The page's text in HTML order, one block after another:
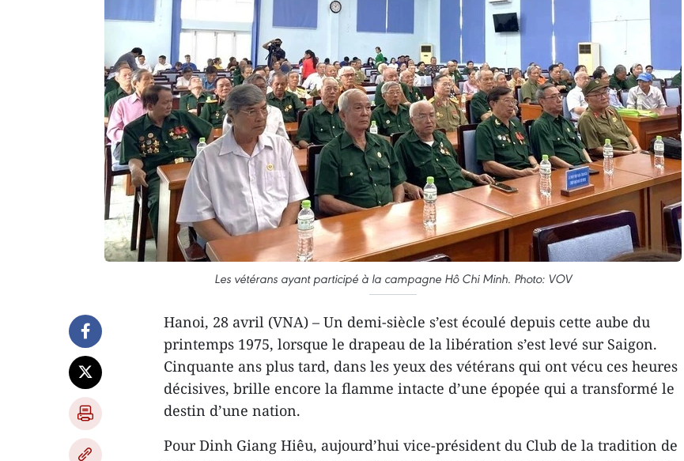
Les vétérans ayant participé à la campagne Hô Chi Minh. Photo: VOV
Hanoi, 28 avril (VNA) – Un demi-siècle s’est écoulé depuis cette aube du
printemps 1975, lorsque le drapeau de la libération s’est levé sur Saigon.
Cinquante ans plus tard, dans les yeux des vétérans qui ont vécu ces heures
décisives, brille encore la flamme intacte d’une épopée qui a transformé le
destin d’une nation.
Pour Dinh Giang Hiêu, aujourd’hui vice-président du Club de la tradition de